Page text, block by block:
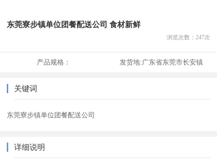
东莞寮步镇单位团餐配送公司 食材新鲜
浏览次数： 247次
产品规格： 发货地:广东省东莞市长安镇
关键词
东莞寮步镇单位团餐配送公司
详细说明